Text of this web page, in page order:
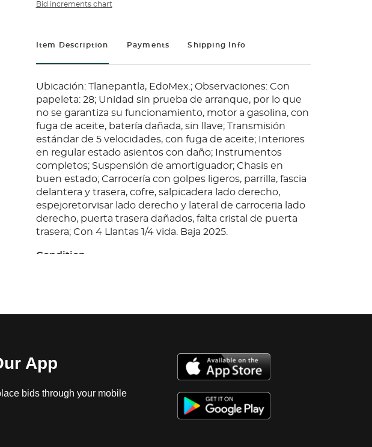
Bid increments chart
Item Description Payments Shipping Info
Ubicación: Tlanepantla, EdoMex.; Observaciones: Con
papeleta: 28; Unidad sin prueba de arranque, por lo que
no se garantiza su funcionamiento, motor a gasolina, con
fuga de aceite, batería dañada, sin llave; Transmisión
estándar de 5 velocidades, con fuga de aceite; Interiores
en regular estado asientos con daño; Instrumentos
completos; Suspensión de amortiguador; Chasis en
buen estado; Carrocería con golpes ligeros, parrilla, fascia
delantera y trasera, cofre, salpicadera lado derecho,
espejoretorvisar lado derecho y lateral de carroceria lado
derecho, puerta trasera dañados, falta cristal de puerta
trasera; Con 4 Llantas 1/4 vida. Baja 2025.
Condition
completos; Suspensión de amortiguador; Chasis en
buen estado; Carrocería con golpes ligeros, parrilla, fascia
espejoretorvisar lado derecho y lateral de carroceria lado
derecho, puerta trasera dañados, falta cristal de puerta
App
bids through your mobile